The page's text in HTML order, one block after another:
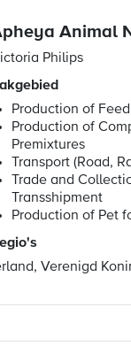
Animal
Philips
Production of
Production of
Premixtures
Transport (Road,
Trade and
Transshipment
Production of Pet
Verenigd